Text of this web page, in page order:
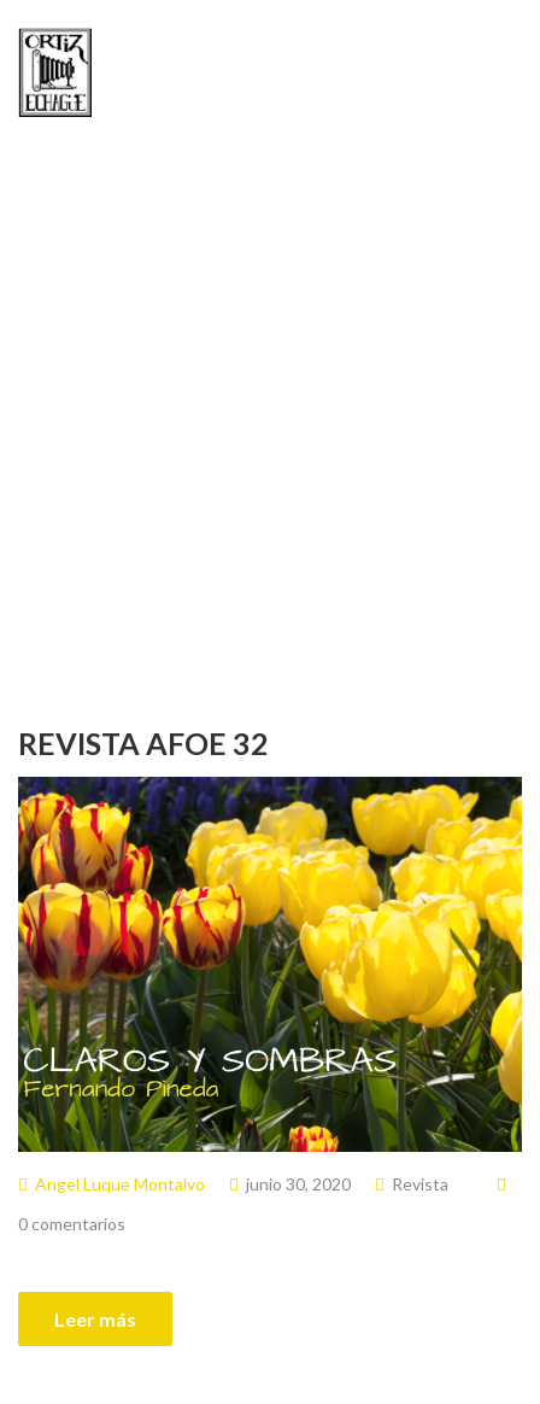
REVISTA AFOE 32
Angel Luque Montalvo junio 30, 2020
Revista
0 comentarios
Leer más